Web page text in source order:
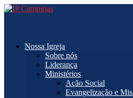
Nossa Igreja
Sobre nós
Liderança
Ministérios
Ação Social
Evangelização e